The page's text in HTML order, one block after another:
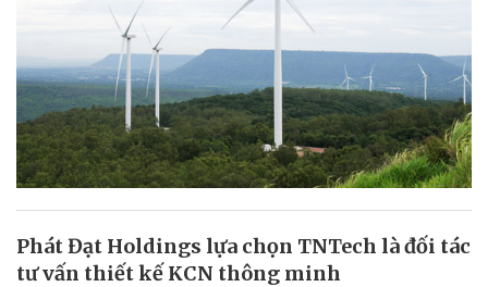
Phát Đạt Holdings lựa chọn TNTech là đối tác
tư vấn thiết kế KCN thông minh